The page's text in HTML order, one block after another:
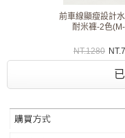
前車線顯瘦設計
耐米褲-2色
NT.1280 NT.